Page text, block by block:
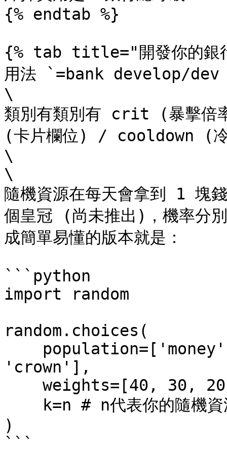
{% endtab %}
{% tab title="開發你的銀
用法 `=bank develop/dev
\
類別有類別有 crit (暴擊
(卡片欄位) / cooldown (
\
\
隨機資源在每天會拿到 1
個皇冠 (尚未推出)，機率
成簡單易懂的版本就是：
```python
import random
random.choices(
'crown'],
)
```